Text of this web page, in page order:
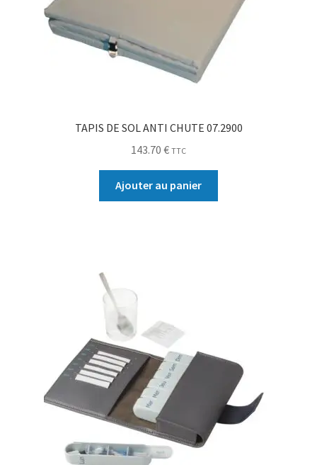
TAPIS DE SOL ANTI CHUTE 07.2900
143.70 € TTC
Ajouter au panier